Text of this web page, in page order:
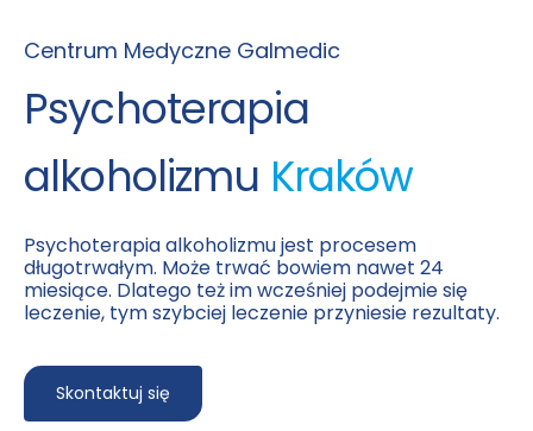
Centrum Medyczne Galmedic
Psychoterapia
alkoholizmu Kraków
Psychoterapia alkoholizmu jest procesem
długotrwałym. Może trwać bowiem nawet 24
miesiące. Dlatego też im wcześniej podejmie się
leczenie, tym szybciej leczenie przyniesie rezultaty.
Skontaktuj się